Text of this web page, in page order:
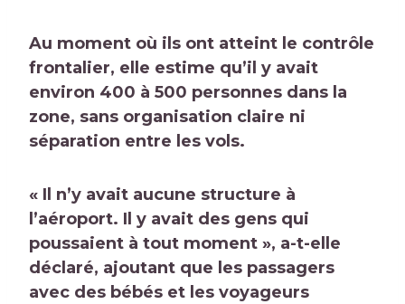
Au moment où ils ont atteint le contrôle
frontalier, elle estime qu’il y avait
environ 400 à 500 personnes dans la
zone, sans organisation claire ni
séparation entre les vols.
« Il n’y avait aucune structure à
l’aéroport. Il y avait des gens qui
poussaient à tout moment », a-t-elle
déclaré, ajoutant que les passagers
avec des bébés et les voyageurs